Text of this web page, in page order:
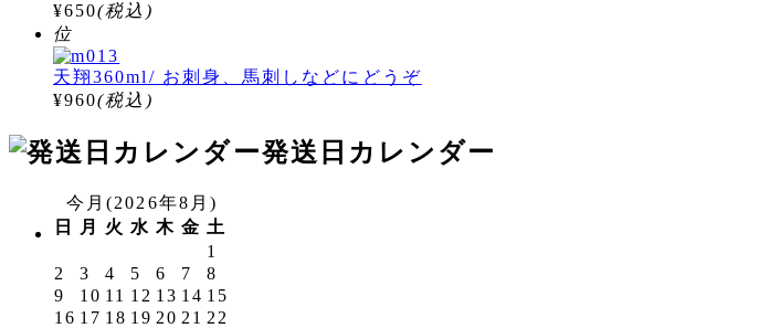
¥650(税込)
位
天翔360ml/ お刺身、馬刺しなどにどうぞ
¥960(税込)
発送日カレンダー
今月(2026年8月)
日
月 火 水 木 金 土
1
2
3 4 5 6 7
8
9
10 11 12 13 14 15
16 17 18 19 20 21 22